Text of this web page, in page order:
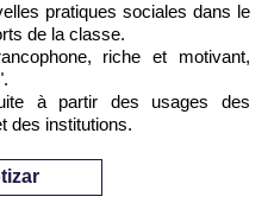
pratiques sociales dans le
de la classe.
riche et motivant,
à partir des usages des
des institutions.